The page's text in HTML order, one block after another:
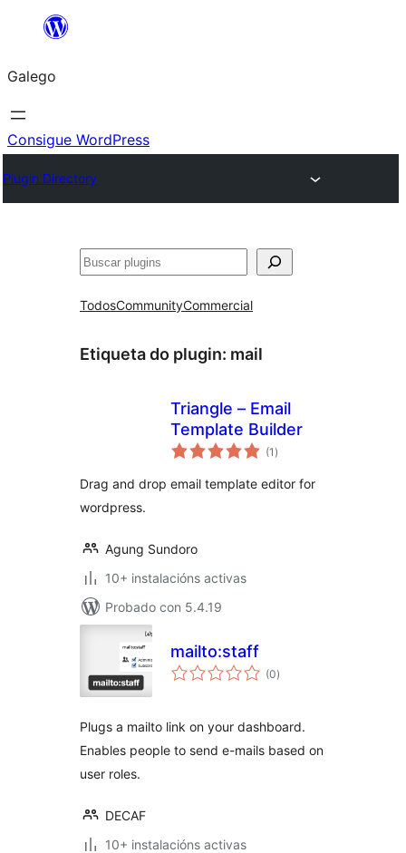
Saltar
contido
Galego
Consigue WordPress
Plugin Directory
Buscar
TodosCommunityCommercial
Etiqueta do plugin: mail
Triangle – Email
Template Builder
(1 valoracións
totais
)
Drag and drop email template editor for
wordpress.
Agung Sundoro
10+ instalacións activas
Probado con 5.4.19
mailto:staff
(0valoracións
totais
)
Plugs a mailto link on your dashboard.
Enables people to send e-mails based on
user roles.
DECAF
10+ instalacións activas